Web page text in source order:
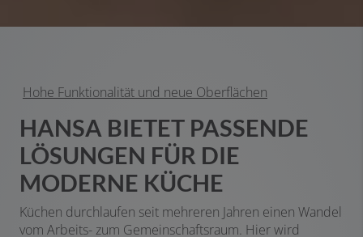
Hohe Funktionalität und neue Oberflächen
HANSA BIETET PASSENDE
LÖSUNGEN FÜR DIE
MODERNE KÜCHE
Küchen durchlaufen seit mehreren Jahren einen Wandel
vom Arbeits- zum Gemeinschaftsraum. Hier wird